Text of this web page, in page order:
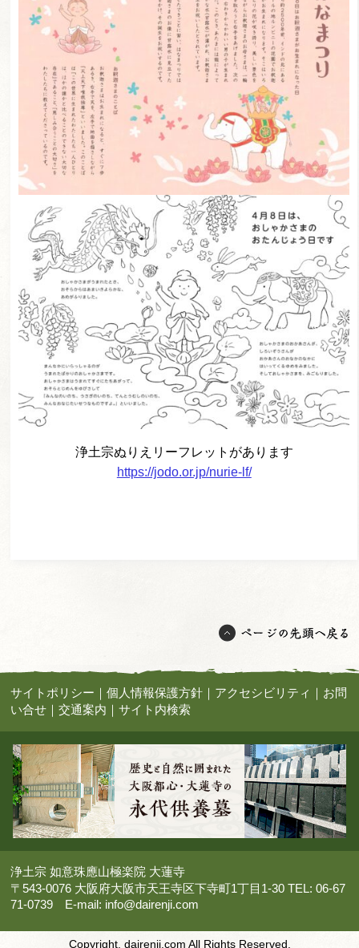
浄土宗ぬりえリーフレットがあります
https://jodo.or.jp/nurie-lf/
サイトポリシー ｜個人情報保護方針 ｜ アクセシビリティ ｜ お問
い合せ ｜交通案内 ｜サイト内検索
浄土宗 如意珠應山極楽院 大蓮寺
〒543-0076 大阪府大阪市天王寺区下寺町1丁目1-30 TEL: 06-67
71-0739 E-mail: info@dairenji.com
Copyright. dairenji.com All Rights Reserved.